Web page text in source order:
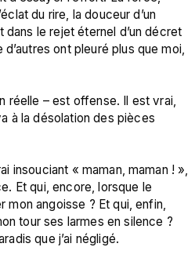
du rire, la douceur d’un
le rejet éternel d’un décret
ont pleuré plus que moi,
réelle – est offense. Il est vrai,
à la désolation des pièces
insouciant « maman, maman ! »,
Et qui, encore, lorsque le
mon angoisse ? Et qui, enfin,
tour ses larmes en silence ?
que j’ai négligé.